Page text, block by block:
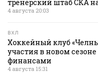
тренерский штаб СКА
4 августа 20:03
ВХЛ
Хоккейный клуб
участия в новом
финансами
4 августа 15:31